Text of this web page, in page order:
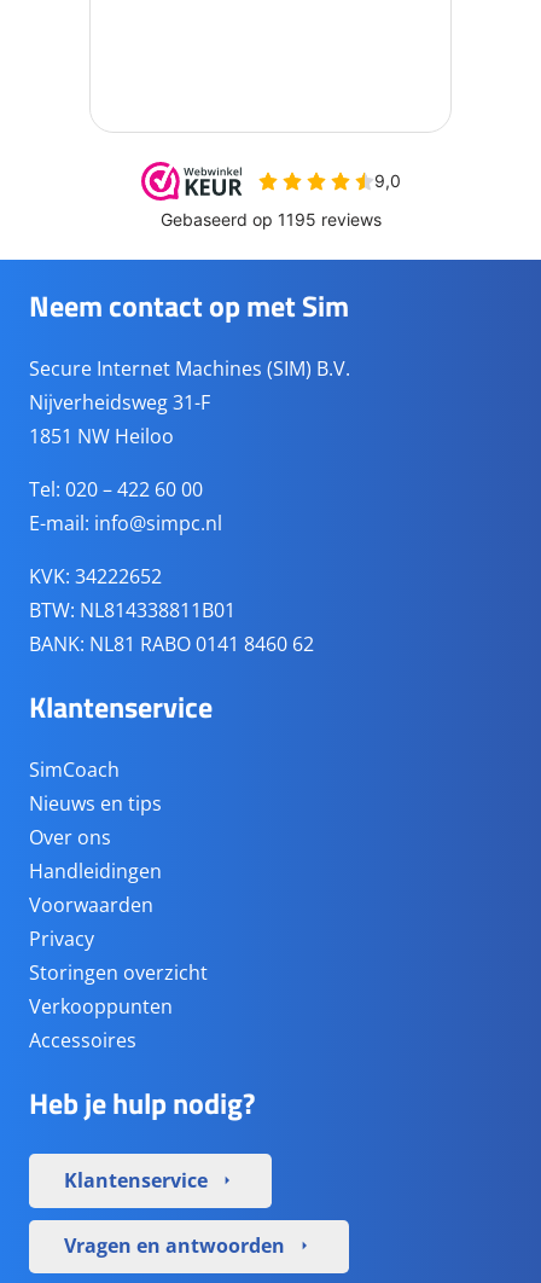
Neem contact op met Sim
Secure Internet Machines (SIM) B.V.
Nijverheidsweg 31-F
1851 NW Heiloo
Tel: 020 – 422 60 00
E-mail: info@simpc.nl
KVK: 34222652
BTW: NL814338811B01
BANK: NL81 RABO 0141 8460 62
Klantenservice
SimCoach
Nieuws en tips
Over ons
Handleidingen
Voorwaarden
Privacy
Storingen overzicht
Verkooppunten
Accessoires
Heb je hulp nodig?
Klantenservice arrow_right
Vragen en antwoorden arrow_right